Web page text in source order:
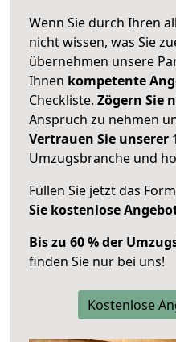
Wenn Sie durch Ihren
nicht wissen, was Sie
übernehmen unsere
Ihnen kompetente
Checkliste. Zögern Sie
Anspruch zu nehmen
Vertrauen Sie unserer
Umzugsbranche und
Füllen Sie jetzt das
Sie kostenlose
Bis zu 60 % der
finden Sie nur bei uns!
Kostenlose